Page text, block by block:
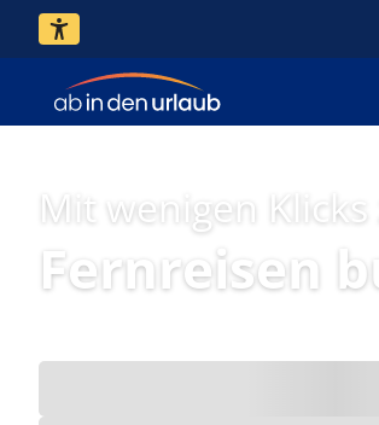
Mit wenigen
Fernreisen